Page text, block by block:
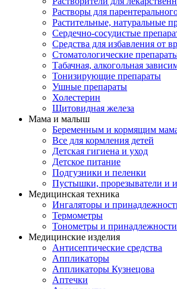
Растворы для
Растительные, натуральные
Сердечно-сосудистые
Средства для избавления от
Стоматологические
Табачная, алкогольная
Тонизирующие препараты
Ушные препараты
Холестерин
Щитовидная железа
Мама и малыш
Беременным и кормящим
Все для кормления детей
Детская гигиена и уход
Детское питание
Подгузники и пеленки
Пустышки, прорезыватели и
Медицинская техника
Ингаляторы и
Термометры
Тонометры и принадлежности
Медицинские изделия
Антисептические средства
Аппликаторы
Аппликаторы Кузнецова
Аптечки